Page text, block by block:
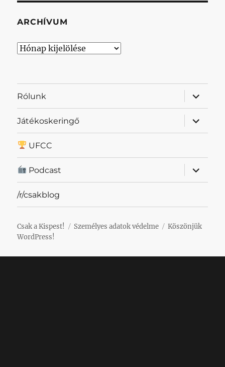
ARCHÍVUM
Archívum
Rólunk
almenü
Játékoskeringő
almenü
UFCC
Podcast
almenü
/r/csakblog
Csak a Kispest! Személyes adatok védelme
Köszönjük
WordPress!